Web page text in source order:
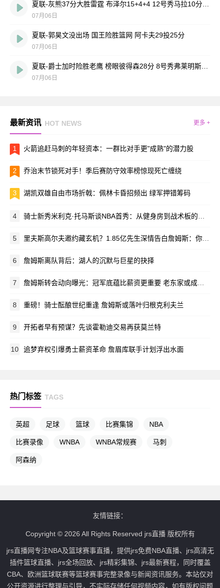
07月06日
夏联-郭昊文没出场 国王险胜篮网 阿卡夫29投25分
07月06日
07月06日
最新资讯 HOT NEWS 更多 +
1 火箭追赶马刺的年轻资本：一群比对手更"成熟"的潜力股
2 乔治末节锁死对手！季后赛防守效率榜惊现死亡缠绕
3 湖凯双雄自由市场折戟：佩林卡昏招频出 绿军押错筹码
4 骑士新秀米利克·托马斯谈NBA首秀：从健身房到战术板的成长之路
5 里夫斯高尔夫邀约藏玄机？1.85亿先生深情告白詹姆斯：你永远是历史最佳
6 詹姆斯离队背后：湖人的沉默与巨星的抉择
7 詹姆斯转会动向曝光：冠军底蕴比薪资更重要 老东家或成潜在下家
8 重磅！骑士酝酿世纪重逢 詹姆斯或落叶归根克利夫兰
9 开拓者早有预谋？先谈霍勒迪交易再获莫兰特
10 追梦弃权引爆勇士薪资革命 詹眉库联手计划浮出水面
热门标签 TAGS
英超 足球 篮球 比赛集锦 NBA
比赛录像 WNBA WNBA常规赛 马刺
阿森纳
友情链接：
Copyright © 2026 All Rights Reserved jrs直播 版权所有
jrs直播网专注NBA及篮球赛事直播，提供jrs免费NBA直播、jrs高清无
插件篮球直播、jrs全场回放、jrs精彩集锦、jrs最新赛程，同时覆盖
CBA、欧洲篮球联赛等篮球赛事完整录像与新闻资讯服务。本站仅对
公开资源进行整理与引导，不实际存储任何视频内容，如有版权问题